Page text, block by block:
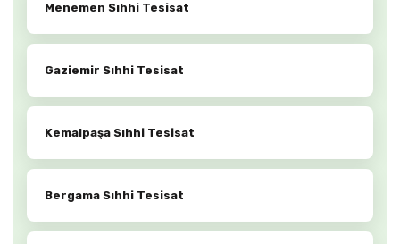
Menemen Sıhhi Tesisat
Gaziemir Sıhhi Tesisat
Kemalpaşa Sıhhi Tesisat
Bergama Sıhhi Tesisat